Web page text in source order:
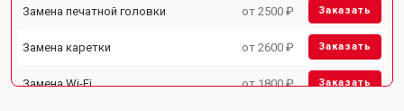
Замена печатной головки от 2500 ₽ Заказать
Замена каретки от 2600 ₽ Заказать
Замена Wi-Fi от 1800 ₽ Заказать